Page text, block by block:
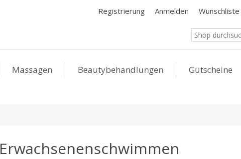
Registrierung Anmelden Wunschliste
Massagen Beautybehandlungen Gutscheine
Erwachsenenschwimmen